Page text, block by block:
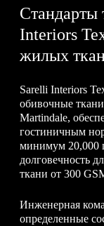
Стандарты
Interiors
жилых
Sarelli Interiors
обивочные
Martindale,
гостиничным
минимум 20,000
долговечность
ткани от 300
Инженерная
определенные